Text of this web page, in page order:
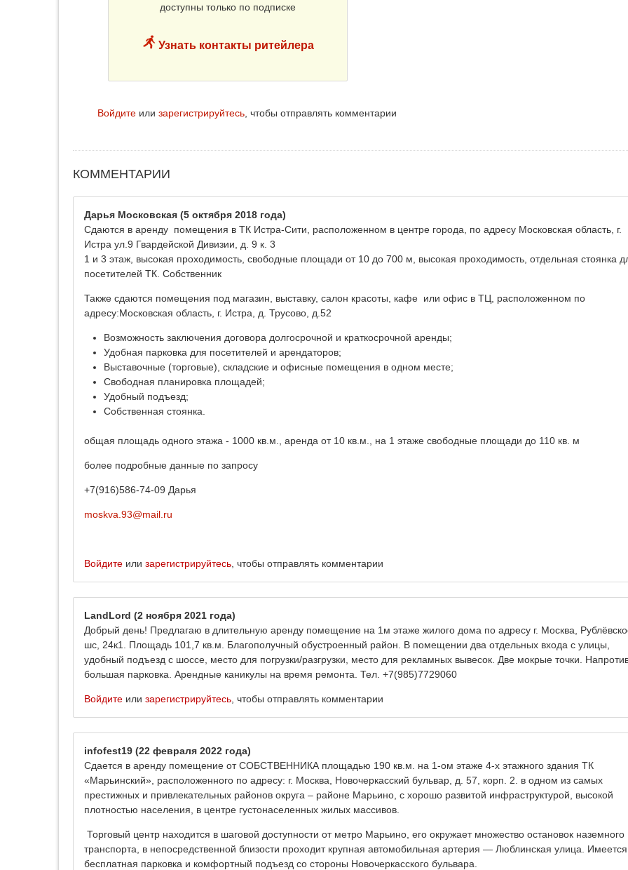
доступны только по подписке
Узнать контакты ритейлера
Войдите или зарегистрируйтесь, чтобы отправлять комментарии
КОММЕНТАРИИ
Дарья Московская (5 октября 2018 года)
Сдаются в аренду помещения в ТК Истра-Сити, расположенном в центре города, по адресу Московская область, г.
Истра ул.9 Гвардейской Дивизии, д. 9 к. 3
1 и 3 этаж, высокая проходимость, свободные площади от 10 до 700 м, высокая проходимость, отдельная стоянка
посетителей ТК. Собственник
Также сдаются помещения под магазин, выставку, салон красоты, кафе или офис в ТЦ, расположенном по
адресу:Московская область, г. Истра, д. Трусово, д.52
Возможность заключения договора долгосрочной и краткосрочной аренды;
Удобная парковка для посетителей и арендаторов;
Выставочные (торговые), складские и офисные помещения в одном месте;
Свободная планировка площадей;
Удобный подъезд;
Собственная стоянка.
общая площадь одного этажа - 1000 кв.м., аренда от 10 кв.м., на 1 этаже свободные площади до 110 кв. м
более подробные данные по запросу
+7(916)586-74-09 Дарья
moskva.93@mail.ru
Войдите или зарегистрируйтесь , чтобы отправлять комментарии
LandLord (2 ноября 2021 года)
Добрый день! Предлагаю в длительную аренду помещение на 1м этаже жилого дома по адресу г. Москва,
шс, 24к1. Площадь 101,7 кв.м. Благополучный обустроенный район. В помещении два отдельных входа с улицы,
удобный подъезд с шоссе, место для погрузки/разгрузки, место для рекламных вывесок. Две мокрые точки.
большая парковка. Арендные каникулы на время ремонта. Тел. +7(985)7729060
Войдите или зарегистрируйтесь , чтобы отправлять комментарии
infofest19 (22 февраля 2022 года)
Сдается в аренду помещение от СОБСТВЕННИКА площадью 190 кв.м. на 1-ом этаже 4-х этажного здания ТК
«Марьинский», расположенного по адресу: г. Москва, Новочеркасский бульвар, д. 57, корп. 2. в одном из самых
престижных и привлекательных районов округа – районе Марьино, с хорошо развитой инфраструктурой, высокой
плотностью населения, в центре густонаселенных жилых массивов.
Торговый центр находится в шаговой доступности от метро Марьино, его окружает множество остановок наземного
транспорта, в непосредственной близости проходит крупная автомобильная артерия — Люблинская улица. Имеется
бесплатная парковка и комфортный подъезд со стороны Новочеркасского бульвара.